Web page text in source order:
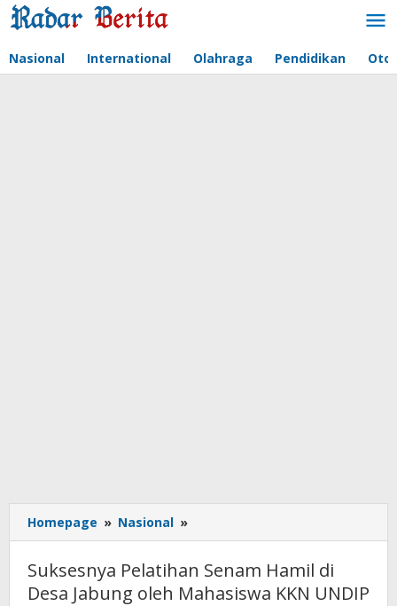
Lewati
ke
Nasional International Olahraga Pendidikan
Homepage » Nasional »
Pelatihan
Hamil
di
Suksesnya Pelatihan Senam Hamil di
Desa Jabung oleh Mahasiswa KKN UNDIP